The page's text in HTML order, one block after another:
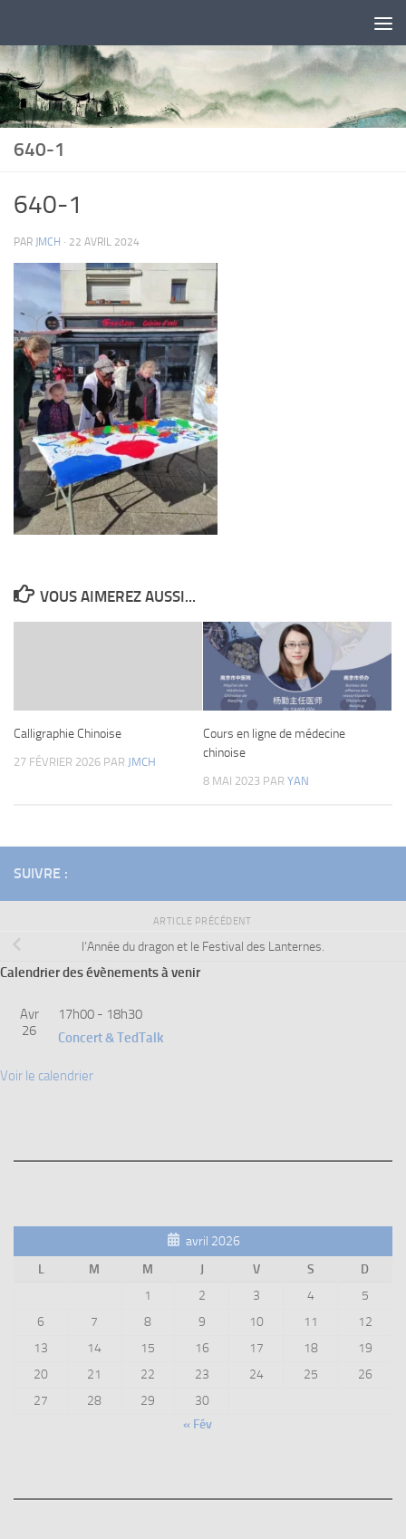
640-1
640-1
PAR JMCH · 22 AVRIL 2024
VOUS AIMEREZ AUSSI...
Calligraphie Chinoise
27 FÉVRIER 2026 PAR JMCH
Cours en ligne de médecine
chinoise
8 MAI 2023 PAR YAN
SUIVRE :
ARTICLE PRÉCÉDENT
l’Année du dragon et le Festival des Lanternes.
Calendrier des évènements à venir
Avr
26
17h00 - 18h30
Concert & TedTalk
Voir le calendrier
avril 2026
L
M M J V S
D
1
2 3 4
5
6
7 8 9 10 11
12
13
14 15 16 17 18
19
20
21 22 23 24 25
26
27
28 29
30
« Fév